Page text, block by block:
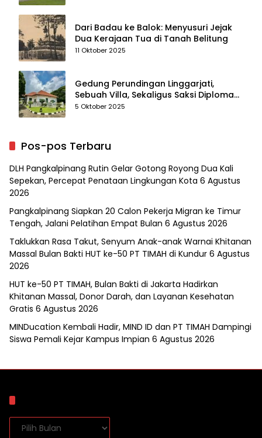
Dari Badau ke Balok: Menyusuri Jejak
Dua Kerajaan Tua di Tanah Belitung
11 Oktober 2025
Gedung Perundingan Linggarjati,
Sebuah Villa, Sekaligus Saksi Diplomasi
yang Mengubah Arah Bangsa
5 Oktober 2025
Pos-pos Terbaru
DLH Pangkalpinang Rutin Gelar Gotong Royong Dua Kali
Sepekan, Percepat Penataan Lingkungan Kota 6 Agustus
2026
Pangkalpinang Siapkan 20 Calon Pekerja Migran ke Timur
Tengah, Jalani Pelatihan Empat Bulan 6 Agustus 2026
Taklukkan Rasa Takut, Senyum Anak-anak Warnai Khitanan
Massal Bulan Bakti HUT ke-50 PT TIMAH di Kundur 6 Agustus
2026
HUT ke-50 PT TIMAH, Bulan Bakti di Jakarta Hadirkan
Khitanan Massal, Donor Darah, dan Layanan Kesehatan
Gratis 6 Agustus 2026
MINDucation Kembali Hadir, MIND ID dan PT TIMAH Dampingi
Siswa Pemali Kejar Kampus Impian 6 Agustus 2026
Arsip